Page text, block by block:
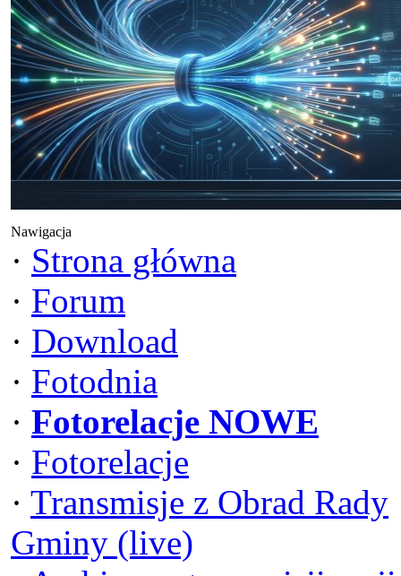
Nawigacja
· Strona główna
· Forum
· Download
· Fotodnia
· Fotorelacje NOWE
· Fotorelacje
· Transmisje z Obrad Rady
Gminy (live)